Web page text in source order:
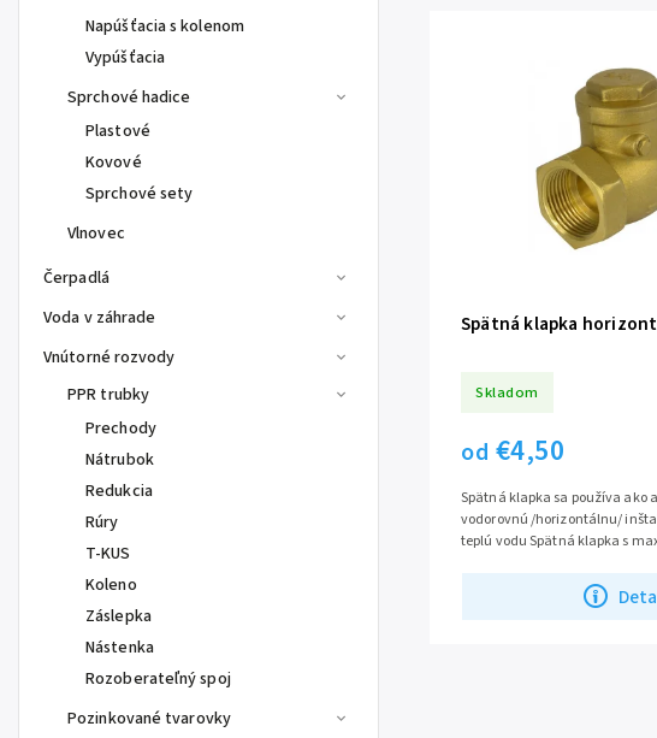
Napúšťacia s kolenom
Vypúšťacia
Sprchové hadice
Plastové
Kovové
Sprchové sety
Vlnovec
Čerpadlá
Voda v záhrade
Vnútorné rozvody
PPR trubky
Prechody
Nátrubok
Redukcia
Rúry
T-KUS
Koleno
Záslepka
Nástenka
Rozoberateľný spoj
Pozinkované tvarovky
Spätná klapka
Skladom
od €4,50
Spätná klapka sa používa ako
vodorovnú /horizontálnu/
teplú vodu Spätná klapka s